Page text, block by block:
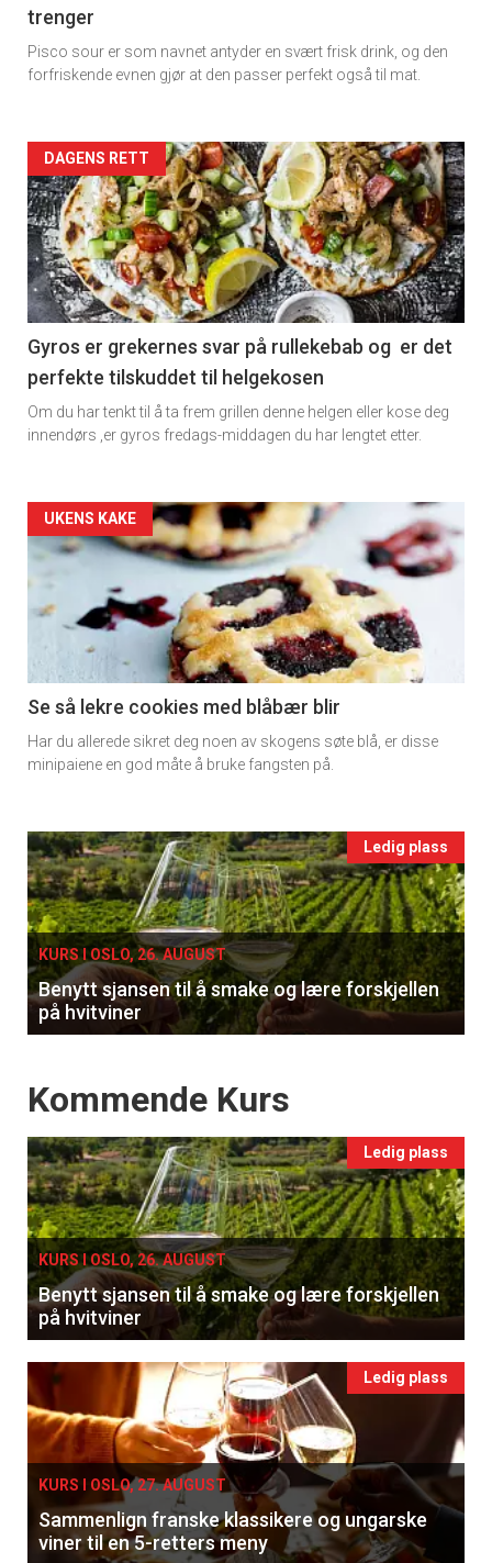
Apéritif
kan fritt velge hvilke du ønsker å få
tilsendt.
Registrer deg
Dagens
rett
trenger
Pisco sour er som navnet antyder en svært frisk drink, og den
forfriskende evnen gjør at den passer perfekt også til mat.
Artikler
detail
-
section
11
Dagens
rett
DAGENS RETT
Gyros er grekernes svar på rullekebab og er det
perfekte tilskuddet til helgekosen
Om du har tenkt til å ta frem grillen denne helgen eller kose deg
innendørs ,er gyros fredags-middagen du har lengtet etter.
Artikler
detail
-
section
11
Ukens
UKENS KAKE
Se så lekre cookies med blåbær blir
Har du allerede sikret deg noen av skogens søte blå, er disse
minipaiene en god måte å bruke fangsten på.
Events
single
Ledig plass
KURS I OSLO, 26. AUGUST
Benytt sjansen til å smake og lære forskjellen
på hvitviner
Events
Kommende Kurs
Ledig plass
KURS I OSLO, 26. AUGUST
Benytt sjansen til å smake og lære forskjellen
på hvitviner
Ledig plass
KURS I OSLO, 27. AUGUST
Sammenlign franske klassikere og ungarske
viner til en 5-retters meny